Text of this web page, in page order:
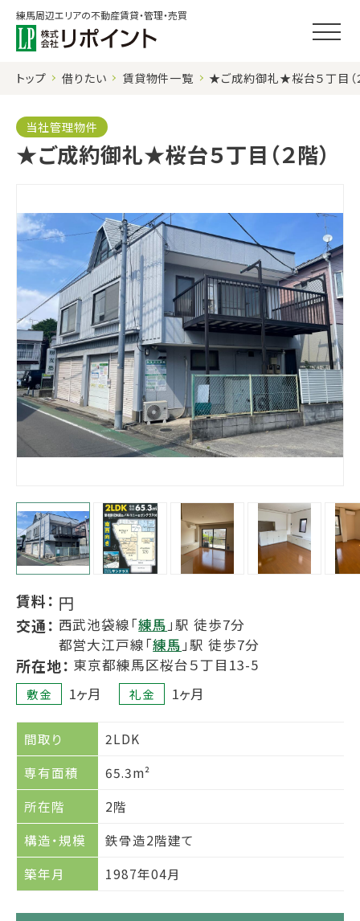
練馬周辺エリアの不動産賃貸・管理・売買
トップ 借りたい 賃貸物件一覧 ★ご成約御礼★桜台５丁目（
当社管理物件
★ご成約御礼★桜台５丁目（２階）
賃料： 円
交通： 西武池袋線「練馬 」駅 徒歩7分
都営大江戸線「練馬 」駅 徒歩7分
所在地： 東京都練馬区桜台５丁目13-5
敷金 1ヶ月 礼金 1ヶ月
間取り
2LDK
専有面積
65.3m²
所在階
2階
構造・規模
鉄骨造2階建て
築年月
1987年04月